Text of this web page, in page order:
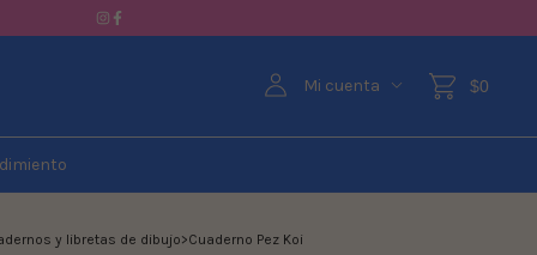
Mi cuenta $0
y libretas de dibujo>Cuaderno Pez Koi